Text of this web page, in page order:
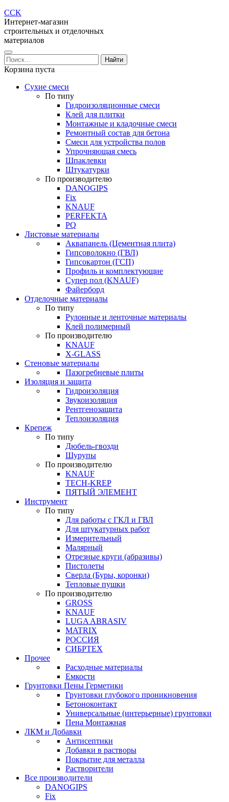
CCK
Интернет-магазин
строительных и отделочных
материалов
Корзина пуста
Сухие смеси
По типу
Гидроизоляционные смеси
Клей для плитки
Монтажные и кладочные смеси
Ремонтный состав для бетона
Смеси для устройства полов
Упрочняющая смесь
Шпаклевки
Штукатурки
По производителю
DANOGIPS
Fix
KNAUF
PERFEKTA
PQ
Листовые материалы
Аквапанель (Цементная плита)
Гипсоволокно (ГВЛ)
Гипсокартон (ГСП)
Профиль и комплектующие
Супер пол (KNAUF)
Файерборд
Отделочные материалы
По типу
Рулонные и ленточные материалы
Клей полимерный
По производителю
KNAUF
X-GLASS
Стеновые материалы
Пазогребневые плиты
Изоляция и защита
Гидроизоляция
Звукоизоляция
Рентгенозащита
Теплоизоляция
Крепеж
По типу
Дюбель-гвозди
Шурупы
По производителю
KNAUF
TECH-KREP
ПЯТЫЙ ЭЛЕМЕНТ
Инструмент
По типу
Для работы с ГКЛ и ГВЛ
Для штукатурных работ
Измерительный
Малярный
Отрезные круги (абразивы)
Пистолеты
Сверла (Буры, коронки)
Тепловые пушки
По производителю
GROSS
KNAUF
LUGA ABRASIV
MATRIX
РОССИЯ
СИБРТЕХ
Прочее
Расходные материалы
Емкости
Грунтовки Пены Герметики
Грунтовки глубокого проникновения
Бетоноконтакт
Универсальные (интерьерные) грунтовки
Пена Монтажная
ЛКМ и Добавки
Антисептики
Добавки в растворы
Покрытие для металла
Растворители
Все производители
DANOGIPS
Fix